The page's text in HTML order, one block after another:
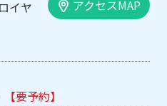
1-1-5 西大
アクセス
み/土曜は不定休）